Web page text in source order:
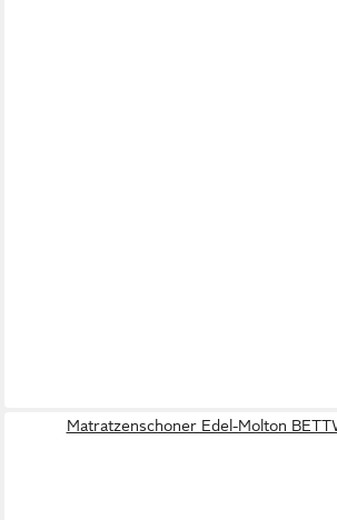
Matratzenschoner Edel-Molton